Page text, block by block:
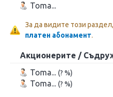
Toma...
За да видите този
платен абонамент.
Акционерите /
Toma... (? %)
Toma... (? %)